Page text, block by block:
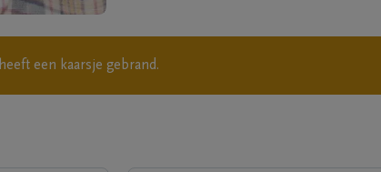
heeft een kaarsje gebrand.